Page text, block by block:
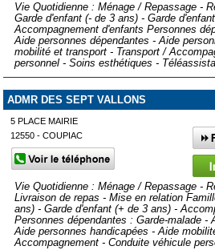
Vie Quotidienne : Ménage / Repassage -
Garde d'enfant (- de 3 ans) - Garde
Accompagnement d'enfants Personnes
Aide personnes dépendantes - Aide
mobilité et transport - Transport /
personnel - Soins esthétiques -
ADMR DES SEPT VALLONS
5 PLACE MAIRIE
12550 - COUPIAC
Vie Quotidienne : Ménage / Repassage -
Livraison de repas - Mise en relation
ans) - Garde d'enfant (+ de 3 ans) -
Personnes dépendantes : Garde-malade -
Aide personnes handicapées - Aide
Accompagnement - Conduite véhicule